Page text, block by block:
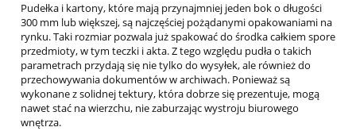
Pudełka i kartony, które mają przynajmniej jeden bok o długości
300 mm lub większej, są najczęściej pożądanymi opakowaniami na
rynku. Taki rozmiar pozwala już spakować do środka całkiem spore
przedmioty, w tym teczki i akta. Z tego względu pudła o takich
parametrach przydają się nie tylko do wysyłek, ale również do
przechowywania dokumentów w archiwach. Ponieważ są
wykonane z solidnej tektury, która dobrze się prezentuje, mogą
nawet stać na wierzchu, nie zaburzając wystroju biurowego
wnętrza.